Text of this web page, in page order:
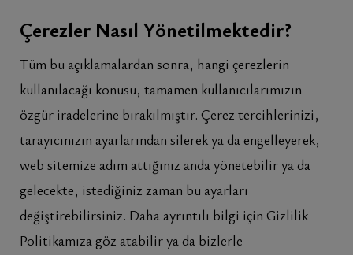
Çerezler Nasıl Yönetilmektedir?
Tüm bu açıklamalardan sonra, hangi çerezlerin
kullanılacağı konusu, tamamen kullanıcılarımızın
özgür iradelerine bırakılmıştır. Çerez tercihlerinizi,
tarayıcınızın ayarlarından silerek ya da engelleyerek,
web sitemize adım attığınız anda yönetebilir ya da
gelecekte, istediğiniz zaman bu ayarları
değiştirebilirsiniz. Daha ayrıntılı bilgi için Gizlilik
Politikamıza göz atabilir ya da bizlerle